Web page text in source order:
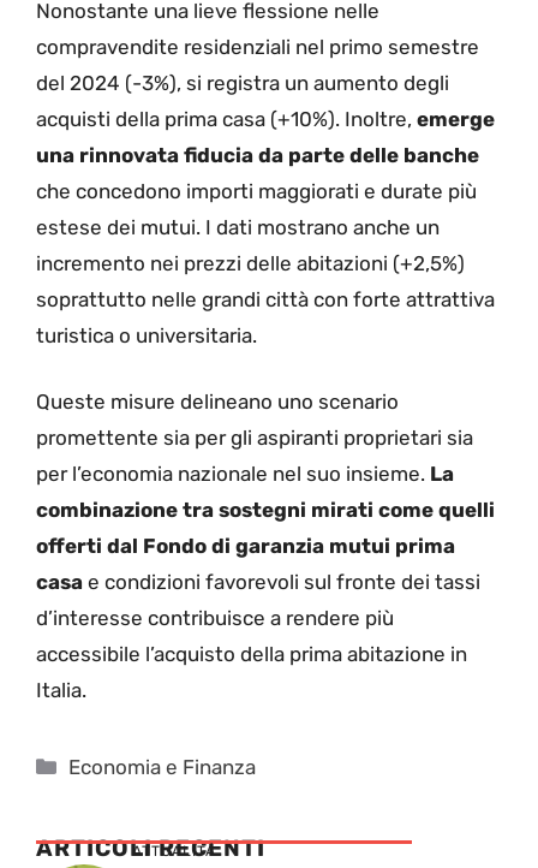
Nonostante una lieve flessione nelle
compravendite residenziali nel primo semestre
del 2024 (-3%), si registra un aumento degli
acquisti della prima casa (+10%). Inoltre, emerge
una rinnovata fiducia da parte delle banche
che concedono importi maggiorati e durate più
estese dei mutui. I dati mostrano anche un
incremento nei prezzi delle abitazioni (+2,5%)
soprattutto nelle grandi città con forte attrattiva
turistica o universitaria.
Queste misure delineano uno scenario
promettente sia per gli aspiranti proprietari sia
per l’economia nazionale nel suo insieme. La
combinazione tra sostegni mirati come quelli
offerti dal Fondo di garanzia mutui prima
casa e condizioni favorevoli sul fronte dei tassi
d’interesse contribuisce a rendere più
accessibile l’acquisto della prima abitazione in
Italia.
Categorie
Economia e Finanza
ARTICOLI RECENTI
ATTUALITÁ